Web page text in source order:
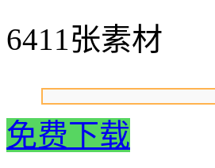
6411张素材
免费下载